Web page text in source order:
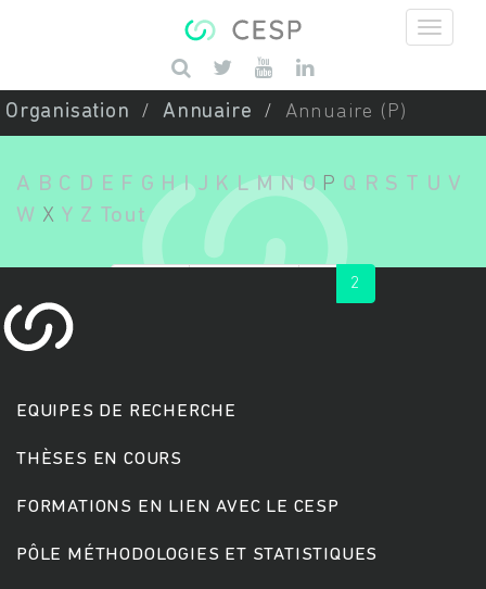
Saisissez vos mots-clés
Organisation Annuaire Annuaire (P)
A B C D E F G H I J K L M N O P Q R S T U V
W X Y Z Tout
2
EQUIPES DE RECHERCHE
THÈSES EN COURS
FORMATIONS EN LIEN AVEC LE CESP
PÔLE MÉTHODOLOGIES ET STATISTIQUES